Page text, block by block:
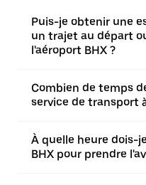
Puis-je obtenir une
un trajet au départ
l'aéroport BHX ?
Combien de temps
service de transport
À quelle heure dois-
BHX pour prendre